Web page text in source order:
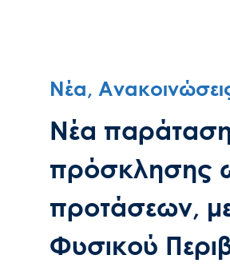
Νέα,
Νέα
πρόσκλησης
προτάσεων,
Φυσικού